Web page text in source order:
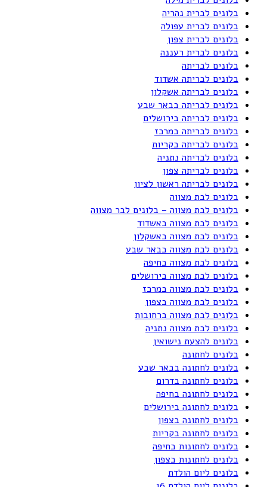
בלונים לברית נהריה
בלונים לברית עפולה
בלונים לברית צפון
בלונים לברית רעננה
בלונים לבריתה
בלונים לבריתה אשדוד
בלונים לבריתה אשקלון
בלונים לבריתה בבאר שבע
בלונים לבריתה בירושלים
בלונים לבריתה במרכז
בלונים לבריתה בקריות
בלונים לבריתה נתניה
בלונים לבריתה צפון
בלונים לבריתה ראשון לציון
בלונים לבת מצווה
בלונים לבת מצווה – בלונים לבר מצווה
בלונים לבת מצווה באשדוד
בלונים לבת מצווה באשקלון
בלונים לבת מצווה בבאר שבע
בלונים לבת מצווה בחיפה
בלונים לבת מצווה בירושלים
בלונים לבת מצווה במרכז
בלונים לבת מצווה בצפון
בלונים לבת מצווה ברחובות
בלונים לבת מצווה נתניה
בלונים להצעת נישואין
בלונים לחתונה
בלונים לחתונה בבאר שבע
בלונים לחתונה בדרום
בלונים לחתונה בחיפה
בלונים לחתונה בירושלים
בלונים לחתונה בצפון
בלונים לחתונה בקריות
בלונים לחתונות בחיפה
בלונים לחתונות בצפון
בלונים ליום הולדת